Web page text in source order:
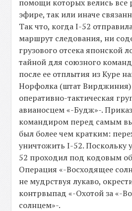
помощи которых велись все
эфире, так или иначе
Так что, когда I-52
маршрут следования, ни
грузового отсека японской
тайной для союзного
после ее отплытия из Куре
Норфолка (штат
оперативно-тактическая
авианосцем «-Будж»-.
командиром перед самым
был более чем кратким:
уничтожить I-52. Поскольку
52 проходил под кодовым
Операция «-Восходящее
не мудрствуя лукаво,
контрвыпад «-Охотой за «-
солнцем»-.